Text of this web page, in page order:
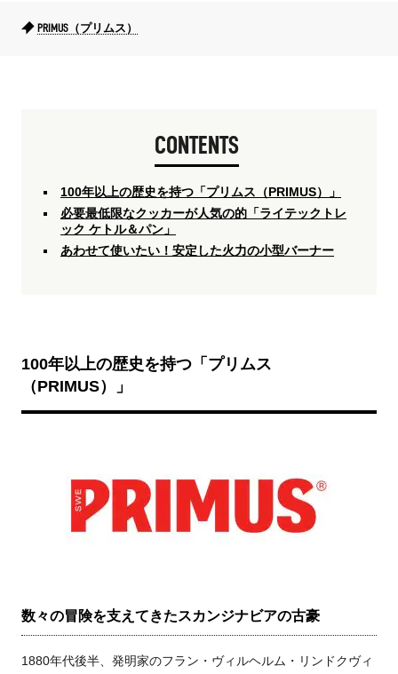
PRIMUS（プリムス）
CONTENTS
100年以上の歴史を持つ「プリムス（PRIMUS）」
必要最低限なクッカーが人気の的「ライテックトレ
ック ケトル＆パン」
あわせて使いたい！安定した火力の小型バーナー
100年以上の歴史を持つ「プリムス
（PRIMUS）」
数々の冒険を支えてきたスカンジナビアの古豪
1880年代後半、発明家のフラン・ヴィルヘルム・リンドクヴィ